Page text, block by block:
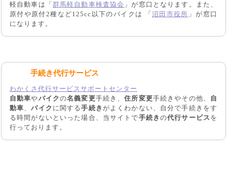
軽自動車は「 群馬軽自動車検査協会 」が窓口となります。また、
原付や原付2種など125cc以下のバイクは 「沼田市役所 」が窓口
になります。
手続き代行サービス
わかくさ代行サービスサポートセンター
自動車やバイク の名義変更手続き、住所変更手続きやその他、 自
動車、バイク に関する手続き がよくわかない、自分で手続きをす
る時間がないといった場合、当サイトで手続き の代行サービス を
行っております。